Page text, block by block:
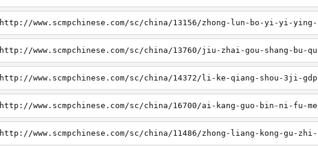
http://www.scmpchinese.com/sc/china/13156/zhong-lun-bo-yi-yi-
http://www.scmpchinese.com/sc/china/13760/jiu-zhai-gou-shang-bu-
http://www.scmpchinese.com/sc/china/14372/li-ke-qiang-shou-3ji-
http://www.scmpchinese.com/sc/china/16700/ai-kang-guo-bin-ni-fu-
http://www.scmpchinese.com/sc/china/11486/zhong-liang-kong-gu-